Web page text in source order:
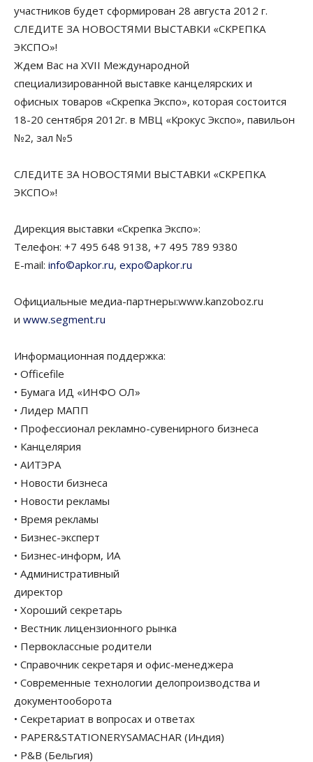
участников будет сформирован 28 августа 2012 г.
СЛЕДИТЕ ЗА НОВОСТЯМИ ВЫСТАВКИ «СКРЕПКА
ЭКСПО»!
Ждем Вас на XVII Международной
специализированной выставке канцелярских и
офисных товаров «Скрепка Экспо», которая состоится
18-20 сентября 2012г. в МВЦ «Крокус Экспо», павильон
№2, зал №5
СЛЕДИТЕ ЗА НОВОСТЯМИ ВЫСТАВКИ «СКРЕПКА
ЭКСПО»!
Дирекция выставки «Скрепка Экспо»:
Телефон: +7 495 648 9138, +7 495 789 9380
E-mail: info©apkor.ru, expo©apkor.ru
Официальные медиа-партнеры:www.kanzoboz.ru
и www.segment.ru
Информационная поддержка:
• Officefile
• Бумага ИД «ИНФО ОЛ»
• Лидер МАПП
• Профессионал рекламно-сувенирного бизнеса
• Канцелярия
• АИТЭРА
• Новости бизнеса
• Новости рекламы
• Время рекламы
• Бизнес-эксперт
• Бизнес-информ, ИА
• Административный
директор
• Хороший секретарь
• Вестник лицензионного рынка
• Первоклассные родители
• Справочник секретаря и офис-менеджера
• Современные технологии делопроизводства и
документооборота
• Секретариат в вопросах и ответах
• PAPER&STATIONERYSAMACHAR (Индия)
• P&B (Бельгия)